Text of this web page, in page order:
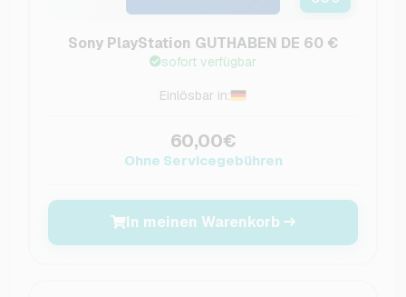
Sony PlayStation GUTHABEN DE 60 €
sofort verfügbar
Einlösbar in:
60,00€
Ohne Servicegebühren
In meinen Warenkorb